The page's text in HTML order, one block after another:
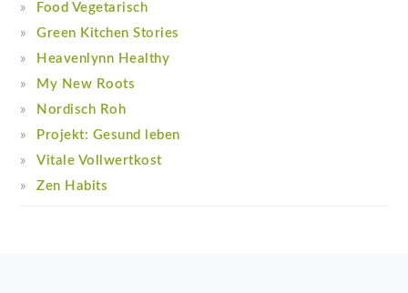
Food Vegetarisch
Green Kitchen Stories
Heavenlynn Healthy
My New Roots
Nordisch Roh
Projekt: Gesund leben
Vitale Vollwertkost
Zen Habits